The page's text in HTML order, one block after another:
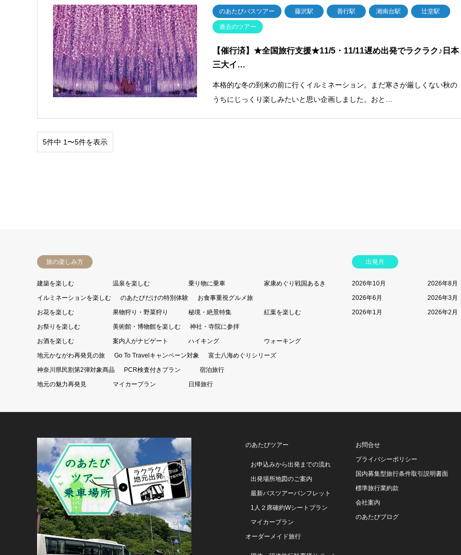
のあたびバスツアー 藤沢駅 善行駅 湘南台駅 辻堂駅
過去のツアー
【催行済】★全国旅行支援★11/5・11/11遅め出発でラクラク♪日本
三大イ…
本格的な冬の到来の前に行くイルミネーション。まだ寒さが厳しくない秋の
うちにじっくり楽しみたいと思い企画しました。おと…
5件中 1〜5件を表示
旅の楽しみ方
建築を楽しむ 温泉を楽しむ 乗り物に乗車
家康めぐり戦国あるき
イルミネーションを楽しむ
のあたびだけの特別体験
お食事重視グルメ旅
お花を楽しむ
果物狩り・野菜狩り 秘境・絶景特集
紅葉を楽しむ
お祭りを楽しむ
美術館・博物館を楽しむ
神社・寺院に参拝
お酒を楽しむ
案内人がナビゲート ハイキング
ウォーキング
地元かながわ再発見の旅
Go To Travelキャンペーン対象
富士八海めぐりシリーズ
神奈川県民割第2弾対象商品
PCR検査付きプラン
宿泊旅行
地元の魅力再発見
マイカープラン 日帰旅行
出発月
2026年10月
2026年8月
2026年6月
2026年3月
2026年1月
2026年2月
のあたびツアー
お申込みから出発までの流れ
出発場所地図のご案内
最新バスツアーパンフレット
1人２席確約Wシートプラン
マイカープラン
オーダーメイド旅行
お問合せ
プライバシーポリシー
国内募集型旅行条件取引説明書面
標準旅行業約款
会社案内
のあたびブログ